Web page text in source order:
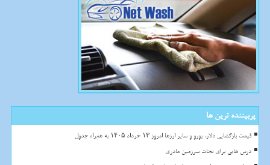
پربیننده ترین ها
قیمت بازگشایی دلار، یورو و سایر ارزها امروز ۱۳ خرداد ۱۴۰۵ به همراه جدول
درس هایی برای نجات سرزمین مادری